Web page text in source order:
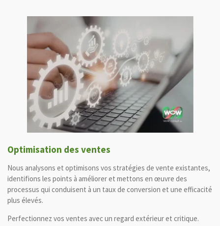
Optimisation des ventes
Nous analysons et optimisons vos stratégies de vente existantes,
identifions les points à améliorer et mettons en œuvre des
processus qui conduisent à un taux de conversion et une efficacité
plus élevés.
Perfectionnez vos ventes avec un regard extérieur et critique.